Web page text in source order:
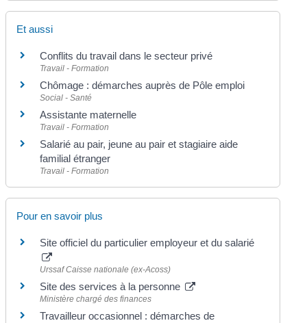
Et aussi
Conflits du travail dans le secteur privé
Travail - Formation
Chômage : démarches auprès de Pôle emploi
Social - Santé
Assistante maternelle
Travail - Formation
Salarié au pair, jeune au pair et stagiaire aide
familial étranger
Travail - Formation
Pour en savoir plus
Site officiel du particulier employeur et du salarié
Urssaf Caisse nationale (ex-Acoss)
Site des services à la personne
Ministère chargé des finances
Travailleur occasionnel : démarches de